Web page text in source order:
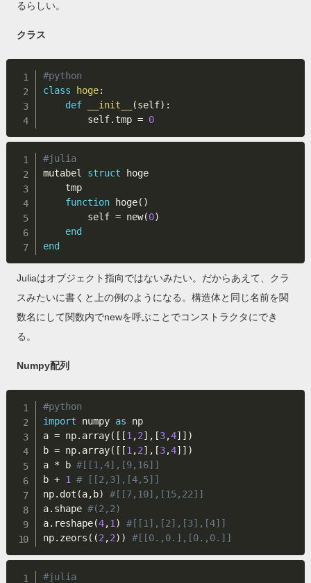
るらしい。
クラス
#python
class
hoge:
def
__init__ (self) :
        self
.tmp = 0
#julia
mutabel struct hoge
    tmp
function hoge( )
        self
= new(0)
end
end
Juliaはオブジェクト指向ではないみたい。だからあえて、クラ
スみたいに書くと上の例のようになる。構造体と同じ名前を関
数名にして関数内でnewを呼ぶことでコンストラクタにでき
る。
Numpy配列
#python
import numpy as np
a = np. array( [ [1 ,2] , [3,4] ] )
b = np. array( [ [1 ,2] , [3,4] ] )
a * b #[[1,4],[9,16]]
b + 1
# [[2,3],[4,5]]
np. dot (a, b)
#[[7,10],[15,22]]
a. shape #(2,2)
a. reshape(4,1 )
#[[1],[2],[3],[4]]
np. zeors ( (2 ,2) ) #[[0.,0.],[0.,0.]]
#julia